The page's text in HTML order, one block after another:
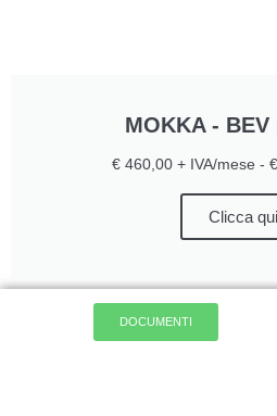
MOKKA -
€ 460,00 + IVA/mese -
Clicca qui
DOCUMENTI